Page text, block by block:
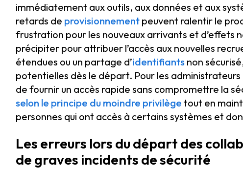
immédiatement aux outils, aux données et aux
retards de provisionnement peuvent ralentir le
frustration pour les nouveaux arrivants et d’effets
précipiter pour attribuer l’accès aux nouvelles
étendues ou un partage d’identifiants non
potentielles dès le départ. Pour les
de fournir un accès rapide sans compromettre la
selon le principe du moindre privilège tout en
personnes qui ont accès à certains systèmes et
Les erreurs lors du départ des
de graves incidents de sécurité